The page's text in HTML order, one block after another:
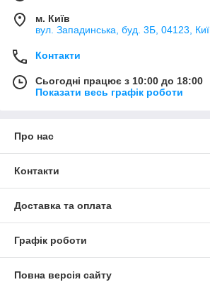
м. Київ
вул. Западинська, буд. 3Б, 04123,
Контакти
Сьогодні працює з 10:00 до 18:00
Показати весь графік роботи
Про нас
Контакти
Доставка та оплата
Графік роботи
Повна версія сайту